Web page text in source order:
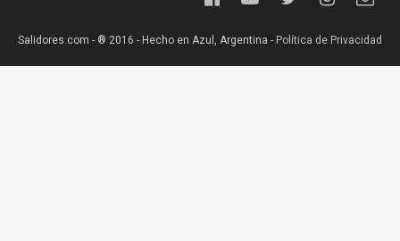
Salidores.com - ® 2016 - Hecho en Azul, Argentina - Política de Privacidad